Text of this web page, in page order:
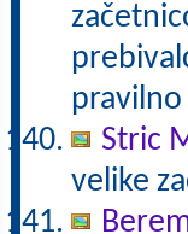
Stric
velike